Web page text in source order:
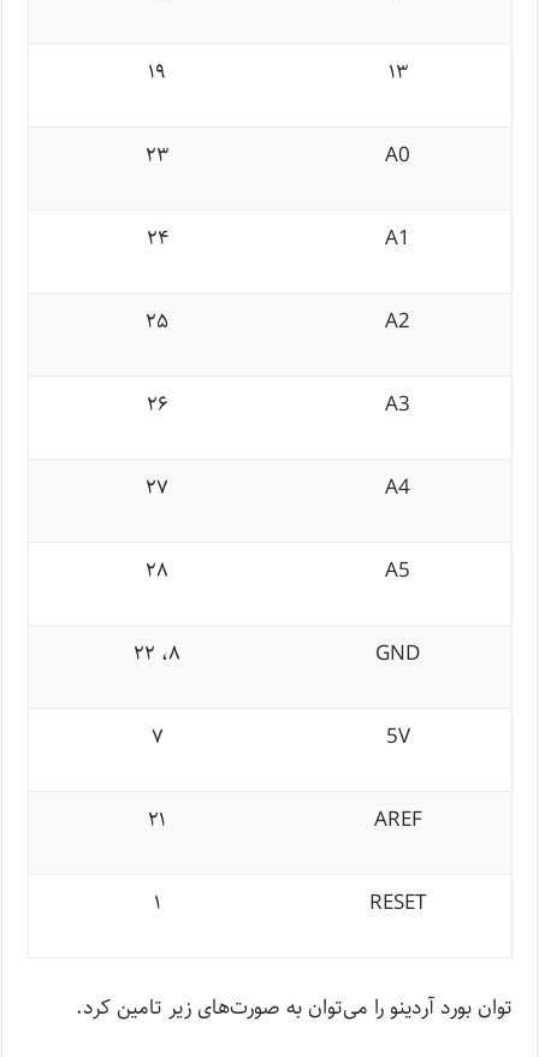
۱۳ ۱۹
A0 ۲۳
A1 ۲۴
A2 ۲۵
A3 ۲۶
A4 ۲۷
A5 ۲۸
GND ۸، ۲۲
5V ۷
AREF ۲۱
RESET ۱
توان بورد آردینو را می‌توان به صورت‌های زیر تامین کرد.